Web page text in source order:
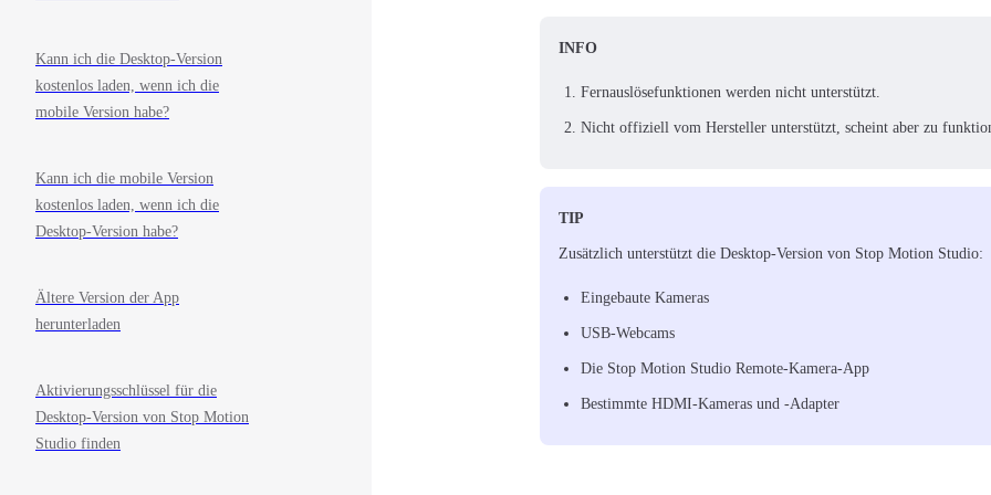
Kann ich die Desktop-Version
kostenlos laden, wenn ich die
mobile Version habe?
Kann ich die mobile Version
kostenlos laden, wenn ich die
Desktop-Version habe?
Ältere Version der App
herunterladen
Aktivierungsschlüssel für die
Desktop-Version von Stop Motion
Studio finden
INFO
Fernauslösefunktionen werden nicht unterstützt.
Nicht offiziell vom Hersteller unterstützt, scheint aber zu
TIP
Zusätzlich unterstützt die Desktop-Version von Stop Motion Studio:
Eingebaute Kameras
USB-Webcams
Die Stop Motion Studio Remote-Kamera-App
Bestimmte HDMI-Kameras und -Adapter